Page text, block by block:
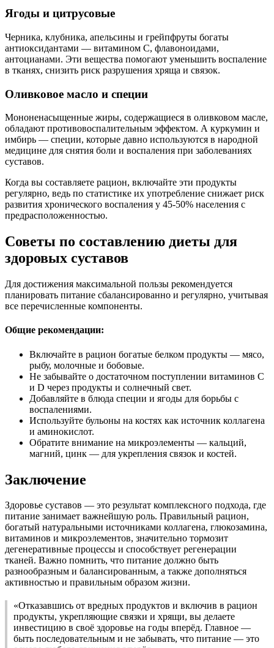
Ягоды и цитрусовые
Черника, клубника, апельсины и грейпфруты богаты
антиоксидантами — витамином C, флавоноидами,
антоцианами. Эти вещества помогают уменьшить воспаление
в тканях, снизить риск разрушения хряща и связок.
Оливковое масло и специи
Мононенасыщенные жиры, содержащиеся в оливковом масле,
обладают противовоспалительным эффектом. А куркумин и
имбирь — специи, которые давно используются в народной
медицине для снятия боли и воспаления при заболеваниях
суставов.
Когда вы составляете рацион, включайте эти продукты
регулярно, ведь по статистике их употребление снижает риск
развития хронического воспаления у 45-50% населения с
предрасположенностью.
Советы по составлению диеты для
здоровых суставов
Для достижения максимальной пользы рекомендуется
планировать питание сбалансированно и регулярно, учитывая
все перечисленные компоненты.
Общие рекомендации:
Включайте в рацион богатые белком продукты — мясо,
рыбу, молочные и бобовые.
Не забывайте о достаточном поступлении витаминов C
и D через продукты и солнечный свет.
Добавляйте в блюда специи и ягоды для борьбы с
воспалениями.
Используйте бульоны на костях как источник коллагена
и аминокислот.
Обратите внимание на микроэлементы — кальций,
магний, цинк — для укрепления связок и костей.
Заключение
Здоровье суставов — это результат комплексного подхода, где
питание занимает важнейшую роль. Правильный рацион,
богатый натуральными источниками коллагена, глюкозамина,
витаминов и микроэлементов, значительно тормозит
дегенеративные процессы и способствует регенерации
тканей. Важно помнить, что питание должно быть
разнообразным и балансированным, а также дополняться
активностью и правильным образом жизни.
«Отказавшись от вредных продуктов и включив в рацион
продукты, укрепляющие связки и хрящи, вы делаете
инвестицию в своё здоровье на годы вперёд. Главное —
быть последовательным и не забывать, что питание — это